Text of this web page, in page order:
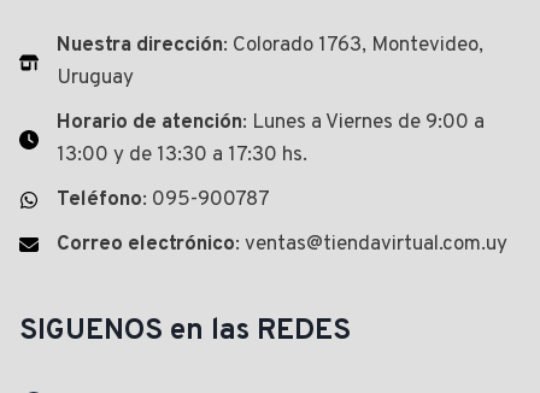
Nuestra dirección: Colorado 1763, Montevideo,
Uruguay
Horario de atención: Lunes a Viernes de 9:00 a
13:00 y de 13:30 a 17:30 hs.
Teléfono: 095-900787
Correo electrónico: ventas@tiendavirtual.com.uy
SIGUENOS en las REDES